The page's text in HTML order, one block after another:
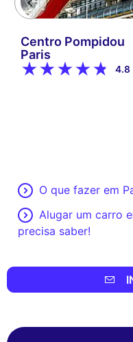
Centro Pompidou
Paris
4.8
O que fazer em
Alugar um carro
precisa saber!